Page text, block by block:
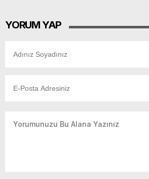
YORUM YAP